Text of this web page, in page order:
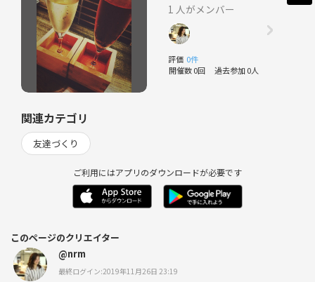
1 人がメンバー
評価 0件
開催数 0回 過去参加 0人
関連カテゴリ
友達づくり
ご利用にはアプリのダウンロードが必要です
このページのクリエイター
@nrm
最終ログイン:2019年11月26日 23:19